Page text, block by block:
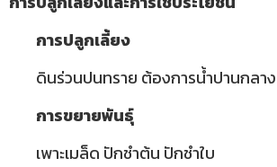
การปลูกเลี้ยง
ดินร่วนปนทราย ต้องการน้ำปานกลา
การขยายพันธุ์
เพาะเมล็ด ปักชำต้น ปักชำใบ